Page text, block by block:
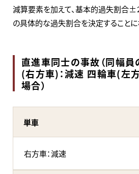
減算要素を加えて、基本的過失割合±
の具体的な過失割合を決定することに
直進車同士の事故（同幅員
(右方車)：減速 四輪車(左
場合）
単車
右方車：減速